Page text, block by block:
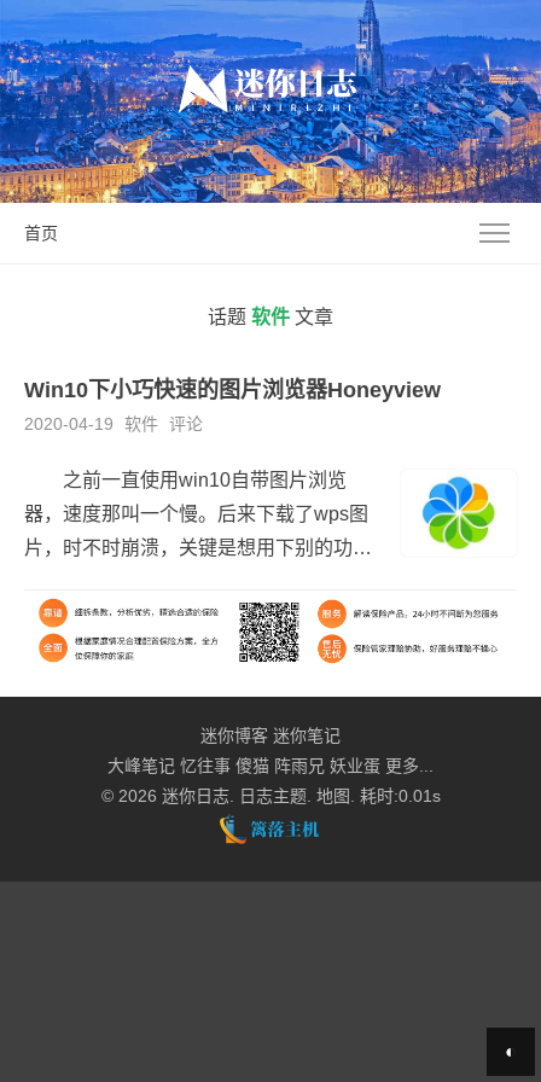
首页
话题 软件 文章
Win10下小巧快速的图片浏览器Honeyview
2020-04-19 软件 评论
之前一直使用win10自带图片浏览
器，速度那叫一个慢。后来下载了wps图
片，时不时崩溃，关键是想用下别的功能
啊！没法子，那就搜一搜吧，花了几个小
时把网上提到的...
迷你博客 迷你笔记
大峰笔记 忆往事 傻猫 阵雨兄 妖业蛋 更多...
© 2026 迷你日志. 日志主题. 地图 . 耗时:0.01s
◐